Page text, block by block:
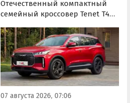
Отечественный компактный
семейный кроссовер Tenet T4L
На эту сумму выросла цена его
базовой комплектации, в то
время как стоимость топовой
версии осталась неизменной,
выяснили «Автоновости дня» в
ходе мониторинга прайс-
листов Tenet.
07 августа 2026, 07:06